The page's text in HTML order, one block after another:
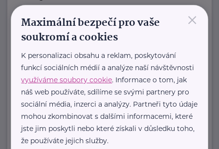
srdcem máma dvou ...
+420 605 249 850
Zobrazit přehled společností
×
Maximální bezpečí pro vaše
soukromí a cookies
K personalizaci obsahu a reklam, poskytování
funkcí sociálních médií a analýze naší návštěvnosti
využíváme soubory cookie. Informace o tom, jak
náš web používáte, sdílíme se svými partnery pro
sociální média, inzerci a analýzy. Partneři tyto údaje
mohou zkombinovat s dalšími informacemi, které
jste jim poskytli nebo které získali v důsledku toho,
že používáte jejich služby.